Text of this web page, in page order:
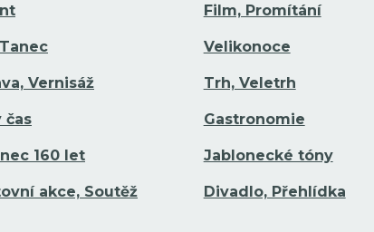
Film, Promítání
Velikonoce
Vernisáž Trh, Veletrh
čas Gastronomie
160 let Jablonecké tóny
akce, Soutěž Divadlo, Přehlídka